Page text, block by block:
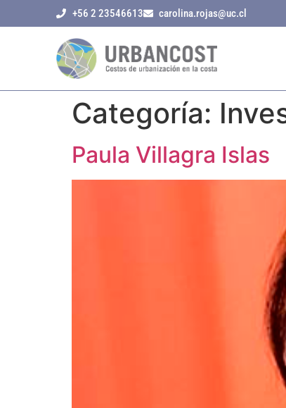
+56 2 23546613 carolina.rojas@uc.cl
Categoría:
Paula Villagra Islas